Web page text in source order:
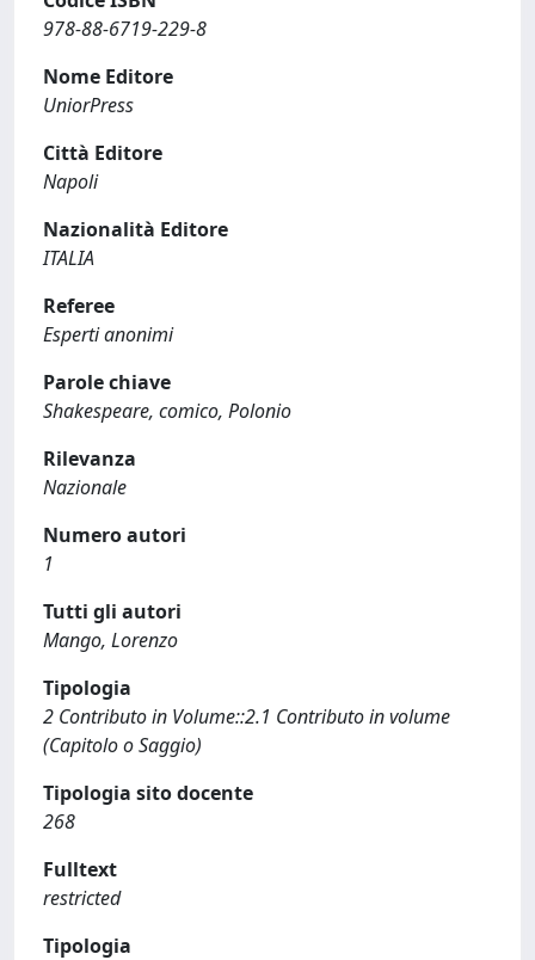
978-88-6719-229-8
Nome Editore
UniorPress
Città Editore
Napoli
Nazionalità Editore
ITALIA
Referee
Esperti anonimi
Parole chiave
Shakespeare, comico, Polonio
Rilevanza
Nazionale
Numero autori
1
Tutti gli autori
Mango, Lorenzo
Tipologia
2 Contributo in Volume::2.1 Contributo in volume
(Capitolo o Saggio)
Tipologia sito docente
268
Fulltext
restricted
Tipologia